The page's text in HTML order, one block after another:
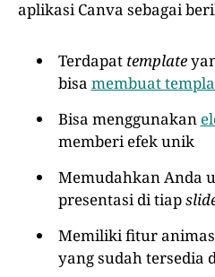
aplikasi Canva sebagai
Terdapat template
bisa membuat
Bisa menggunakan
memberi efek unik
Memudahkan Anda
presentasi di tiap
Memiliki fitur
yang sudah tersedia